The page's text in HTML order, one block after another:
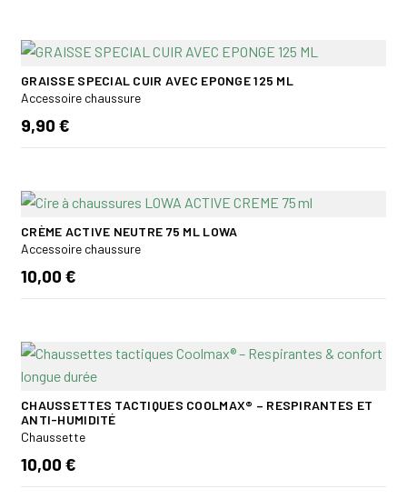
GRAISSE SPECIAL CUIR AVEC EPONGE 125 ML
Accessoire chaussure
9,90 €
CRÈME ACTIVE NEUTRE 75 ML LOWA
Accessoire chaussure
10,00 €
CHAUSSETTES TACTIQUES COOLMAX® – RESPIRANTES ET
ANTI-HUMIDITÉ
Chaussette
10,00 €